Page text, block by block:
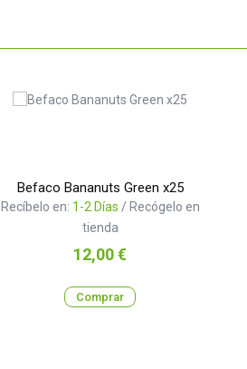
Befaco Bananuts Green x25
Recíbelo en: 1-2 Días / Recógelo en
tienda
Precio
12,00 €
Comprar